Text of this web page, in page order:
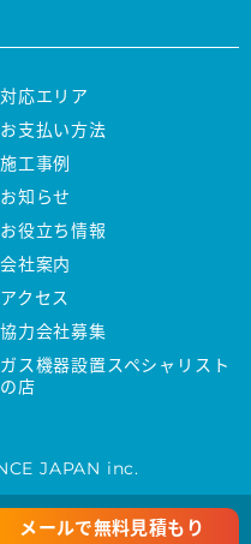
対応エリア
お支払い方法
施工事例
お知らせ
お役立ち情報
会社案内
アクセス
協力会社募集
ガス機器設置スペシャリスト
の店
JAPAN inc.
メールで無料見積もり